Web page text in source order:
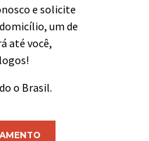
e solicite
um de
até você,
o Brasil.